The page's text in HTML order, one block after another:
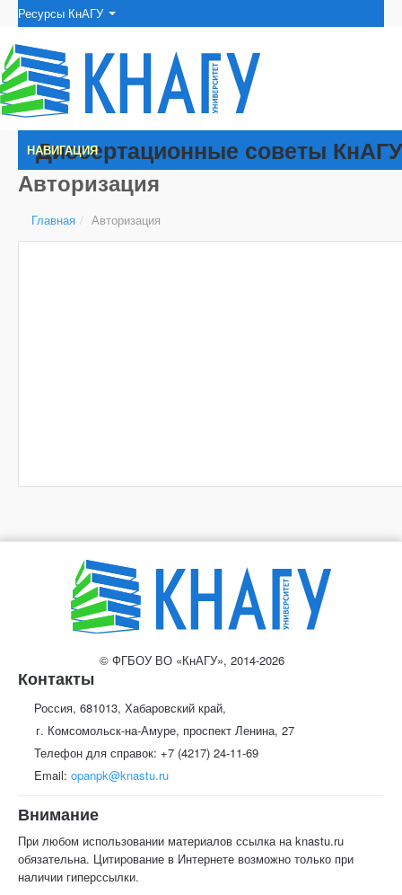
Ресурсы КнАГУ
Диссертационные советы КнАГУ
НАВИГАЦИЯ
Авторизация
Главная / Авторизация
© ФГБОУ ВО «КнАГУ», 2014-2026
Контакты
Россия, 681013, Хабаровский край,
г. Комсомольск-на-Амуре, проспект Ленина, 27
Телефон для справок: +7 (4217) 24-11-69
Email: opanpk@knastu.ru
Внимание
При любом использовании материалов ссылка на knastu.ru
обязательна. Цитирование в Интернете возможно только при
наличии гиперссылки.